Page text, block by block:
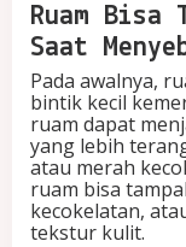
Ruam
Saat
Pada awalnya,
bintik kecil
ruam dapat
yang lebih
atau merah
ruam bisa
kecokelatan,
tekstur kulit.